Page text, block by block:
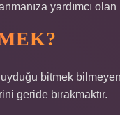
yardımcı
bitmek
geride bırakmaktır.